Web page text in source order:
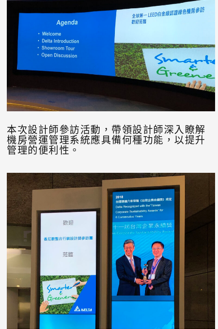
本次設計師參訪活動，帶領設計師深入瞭解
機房營運管理系統應具備何種功能，以提升
管理的便利性。